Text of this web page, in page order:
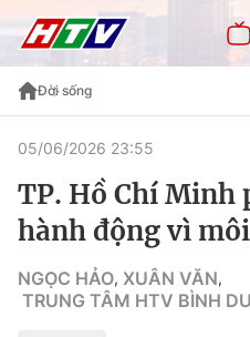
Đời sống
05/06/2026 23:55
TP. Hồ Chí Minh
hành động vì
NGỌC HẢO, XUÂN VĂN,
TRUNG TÂM HTV BÌNH